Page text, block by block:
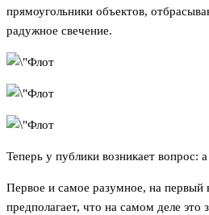
прямоугольники объектов,
радужное свечение.
Теперь у публики возникает вопрос: а
Первое и самое разумное, на первый
предполагает, что на самом деле это